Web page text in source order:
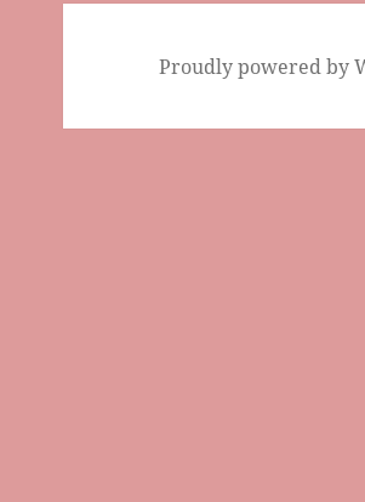
Proudly powered by